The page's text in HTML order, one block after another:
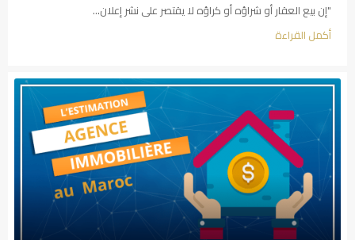
"إن بيع العقار أو شراؤه أو كراؤه لا يقتصر على نشر إعلان...
أكمل القراءة